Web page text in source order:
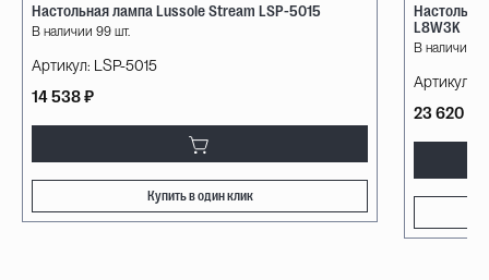
Настольная лампа Lussole Stream LSP-5015
В наличии 99 шт.
Артикул: LSP-5015
14 538 ₽
Купить в один клик
L8W3K
В наличии
Артикул:
23 620 ₽